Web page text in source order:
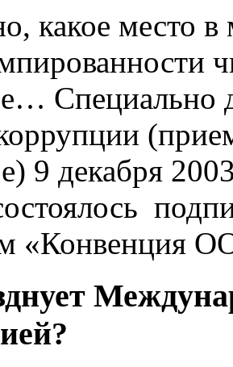
какое место
Специально
9 декабря
«Конвенция